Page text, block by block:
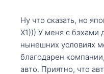
Ну что сказать, но
X1))) У меня с бэхами
нынешних условиях
благодарен
авто. Приятно, что